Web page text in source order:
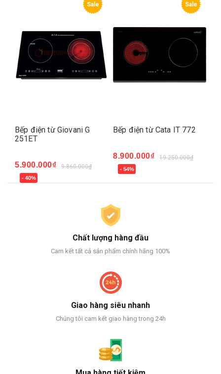
Sale
Bếp điện từ Giovani G
251ET
5.900.000₫ 9.860.000₫
- 40%
Sale
Bếp điện từ Cata IT 772
8.900.000₫ 19.250.000₫
- 54%
Chất lượng hàng đầu
Cam kết tất cả sản phẩm chính hãng 100%
Giao hàng siêu nhanh
Chúng tôi cam kết giao hàng trong 24h